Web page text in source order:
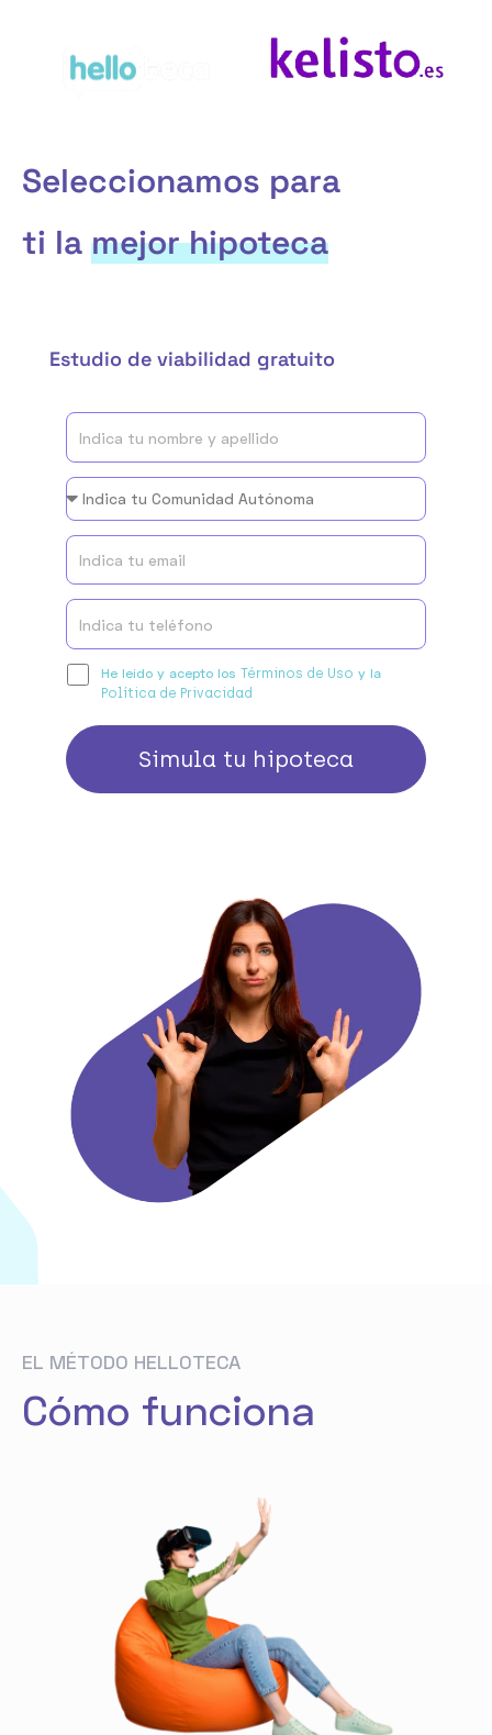
Seleccionamos para
ti la mejor hipoteca
Estudio de viabilidad gratuito
He leído y acepto losTérminos de Uso y la
Política de Privacidad
Simula tu hipoteca
EL MÉTODO HELLOTECA
Cómo funciona